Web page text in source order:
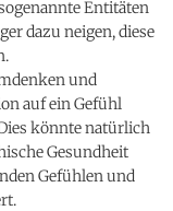
Entitäten
dazu neigen, diese
und
auf ein Gefühl
könnte natürlich
Gesundheit
Gefühlen und